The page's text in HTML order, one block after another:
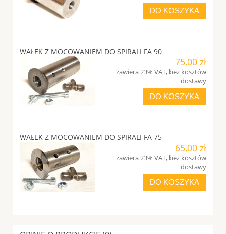
DO KOSZYKA
WAŁEK Z MOCOWANIEM DO SPIRALI FA 90
75,00 zł
zawiera 23% VAT, bez kosztów
dostawy
DO KOSZYKA
WAŁEK Z MOCOWANIEM DO SPIRALI FA 75
65,00 zł
zawiera 23% VAT, bez kosztów
dostawy
DO KOSZYKA